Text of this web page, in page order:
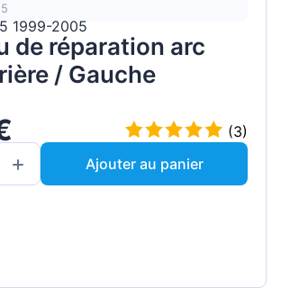
1999-2005
de réparation arc
/ Gauche
(3)
Ajouter au panier